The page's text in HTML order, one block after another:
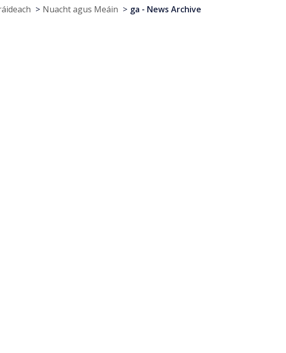
Nuacht agus Meáin
ga - News Archive